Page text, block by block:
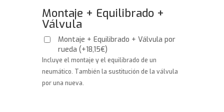
Montaje + Equilibrado +
Válvula
Montaje + Equilibrado + Válvula por
rueda(+18,15€)
Incluye el montaje y el equilibrado de un
neumático. También la sustitución de la válvula
por una nueva.